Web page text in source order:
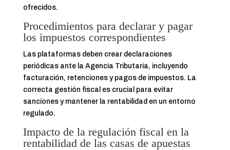
ofrecidos.
Procedimientos para declarar y pagar
los impuestos correspondientes
Las plataformas deben crear declaraciones
periódicas ante la Agencia Tributaria, incluyendo
facturación, retenciones y pagos de impuestos. La
correcta gestión fiscal es crucial para evitar
sanciones y mantener la rentabilidad en un entorno
regulado.
Impacto de la regulación fiscal en la
rentabilidad de las casas de apuestas